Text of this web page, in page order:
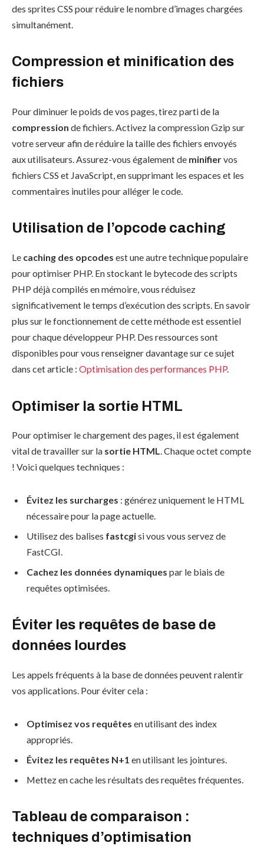
des sprites CSS pour réduire le nombre d’images chargées
simultanément.
Compression et minification des
fichiers
Pour diminuer le poids de vos pages, tirez parti de la
compression de fichiers. Activez la compression Gzip sur
votre serveur afin de réduire la taille des fichiers envoyés
aux utilisateurs. Assurez-vous également de minifiervos
fichiers CSS et JavaScript, en supprimant les espaces et les
commentaires inutiles pour alléger le code.
Utilisation de l’opcode caching
Le caching des opcodes est une autre technique populaire
pour optimiser PHP. En stockant le bytecode des scripts
PHP déjà compilés en mémoire, vous réduisez
significativement le temps d’exécution des scripts. En savoir
plus sur le fonctionnement de cette méthode est essentiel
pour chaque développeur PHP. Des ressources sont
disponibles pour vous renseigner davantage sur ce sujet
dans cet article : Optimisation des performances PHP.
Optimiser la sortie HTML
Pour optimiser le chargement des pages, il est également
vital de travailler sur la sortie HTML. Chaque octet compte
! Voici quelques techniques :
Évitez les surcharges : générez uniquement le HTML
nécessaire pour la page actuelle.
Utilisez des balises fastcgisi vous vous servez de
FastCGI.
Cachez les données dynamiques par le biais de
requêtes optimisées.
Éviter les requêtes de base de
données lourdes
Les appels fréquents à la base de données peuvent ralentir
vos applications. Pour éviter cela :
Optimisez vos requêtes en utilisant des index
appropriés.
Évitez les requêtes N+1 en utilisant les jointures.
Mettez en cache les résultats des requêtes fréquentes.
Tableau de comparaison :
techniques d’optimisation